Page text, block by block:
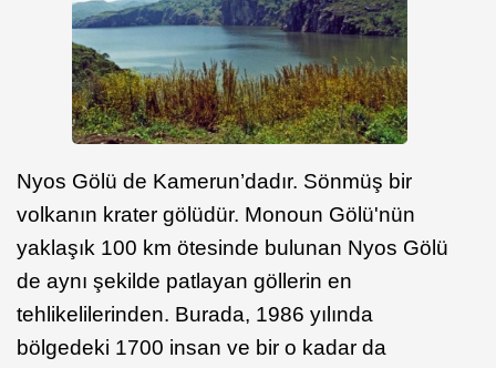
Nyos Gölü de Kamerun’dadır. Sönmüş bir
volkanın krater gölüdür. Monoun Gölü'nün
yaklaşık 100 km ötesinde bulunan Nyos Gölü
de aynı şekilde patlayan göllerin en
tehlikelilerinden. Burada, 1986 yılında
bölgedeki 1700 insan ve bir o kadar da